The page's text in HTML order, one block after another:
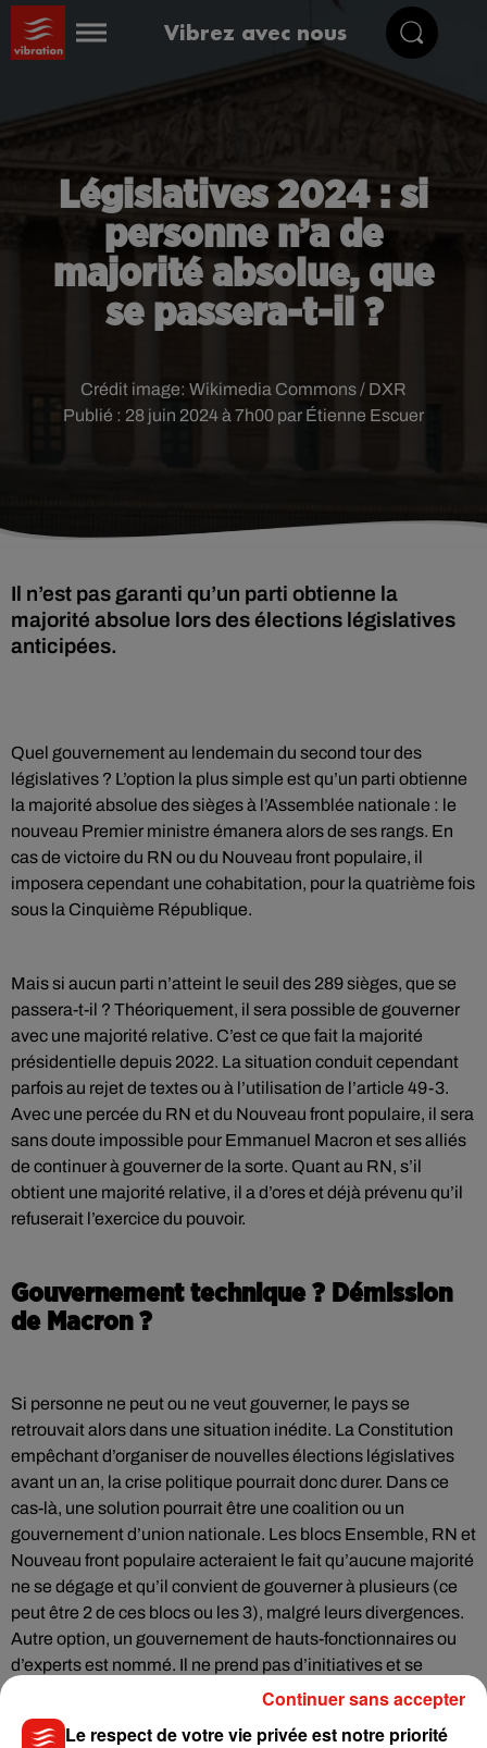
Vibrez avec nous
Législatives 2024 : si
personne n’a de
majorité absolue, que
se passera-t-il ?
Publié : 28 juin 2024 à 7h00 par Étienne Escuer
Crédit image: Wikimedia Commons / DXR
Il n’est pas garanti qu’un parti obtienne la
majorité absolue lors des élections législatives
anticipées.
Quel gouvernement au lendemain du second tour des
législatives ? L’option la plus simple est qu’un parti obtienne
la majorité absolue des sièges à l’Assemblée nationale : le
nouveau Premier ministre émanera alors de ses rangs. En
cas de victoire du RN ou du Nouveau front populaire, il
imposera cependant une cohabitation, pour la quatrième fois
sous la Cinquième République.
Mais si aucun parti n’atteint le seuil des 289 sièges, que se
passera-t-il ? Théoriquement, il sera possible de gouverner
avec une majorité relative. C’est ce que fait la majorité
présidentielle depuis 2022. La situation conduit cependant
parfois au rejet de textes ou à l’utilisation de l’article 49-3.
Avec une percée du RN et du Nouveau front populaire, il sera
sans doute impossible pour Emmanuel Macron et ses alliés
de continuer à gouverner de la sorte. Quant au RN, s’il
obtient une majorité relative, il a d’ores et déjà prévenu qu’il
refuserait l’exercice du pouvoir.
Gouvernement technique ? Démission
de Macron ?
Si personne ne peut ou ne veut gouverner, le pays se
retrouvait alors dans une situation inédite. La Constitution
empêchant d’organiser de nouvelles élections législatives
avant un an, la crise politique pourrait donc durer. Dans ce
cas-là, une solution pourrait être une coalition ou un
gouvernement d’union nationale. Les blocs Ensemble, RN et
Nouveau front populaire acteraient le fait qu’aucune majorité
ne se dégage et qu’il convient de gouverner à plusieurs (ce
peut être 2 de ces blocs ou les 3), malgré leurs divergences.
Autre option, un gouvernement de hauts-fonctionnaires ou
d’experts est nommé. Il ne prend pas d’initiatives et se
charge uniquement de gérer les affaires courantes jusqu’à
de prochaines élections en 2025.
Le respect de votre vie privée est notre priorité
Continuer sans accepter